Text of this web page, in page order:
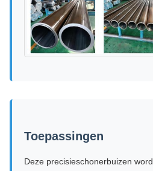
Toepassingen
Deze precisieschonerbuizen